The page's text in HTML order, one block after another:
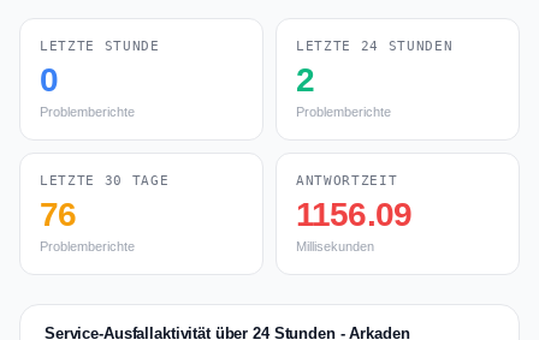
LETZTE STUNDE
0
Problemberichte
LETZTE 24 STUNDEN
2
Problemberichte
LETZTE 30 TAGE
76
Problemberichte
ANTWORTZEIT
1156.09
Millisekunden
Service-Ausfallaktivität über 24 Stunden - Arkaden